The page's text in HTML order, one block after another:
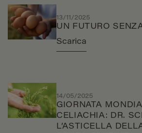
13/11/2025
UN FUTURO
Scarica
14/05/2025
GIORNATA
CELIACHIA: DR.
L’ASTICELLA